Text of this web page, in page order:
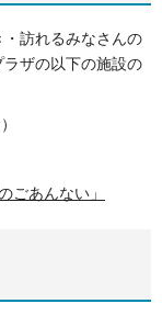
訪れるみなさんの
ザの以下の施設の
ごあんない」